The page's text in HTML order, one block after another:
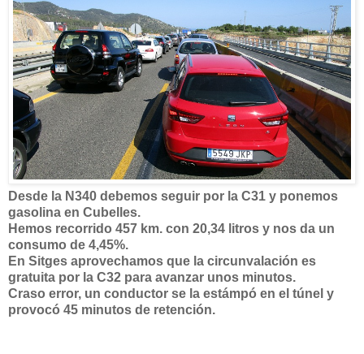
Desde la N340 debemos seguir por la C31 y ponemos
gasolina en Cubelles.
Hemos recorrido 457 km. con 20,34 litros y nos da un
consumo de 4,45%.
En Sitges aprovechamos que la circunvalación es
gratuita por la C32 para avanzar unos minutos.
Craso error, un conductor se la estámpó en el túnel y
provocó 45 minutos de retención.